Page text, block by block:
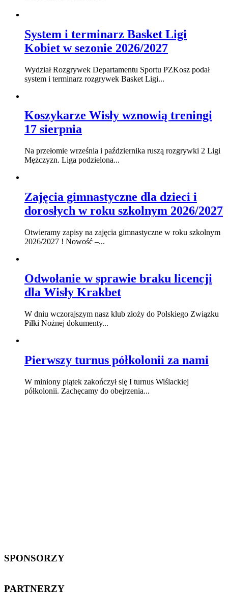
System i terminarz Basket Ligi
Kobiet w sezonie 2026/2027
Wydział Rozgrywek Departamentu Sportu PZKosz podał
system i terminarz rozgrywek Basket Ligi...
Koszykarze Wisły wznowią treningi
17 sierpnia
Na przełomie września i października ruszą rozgrywki 2 Ligi
Mężczyzn. Liga podzielona...
Zajęcia gimnastyczne dla dzieci i
dorosłych w roku szkolnym 2026/2027
Otwieramy zapisy na zajęcia gimnastyczne w roku szkolnym
2026/2027 ! Nowość –...
Odwołanie w sprawie braku licencji
dla Wisły Krakbet
W dniu wczorajszym nasz klub złoży do Polskiego Związku
Piłki Nożnej dokumenty...
Pierwszy turnus półkolonii za nami
W miniony piątek zakończył się I turnus Wiślackiej
półkolonii. Zachęcamy do obejrzenia...
SPONSORZY
PARTNERZY